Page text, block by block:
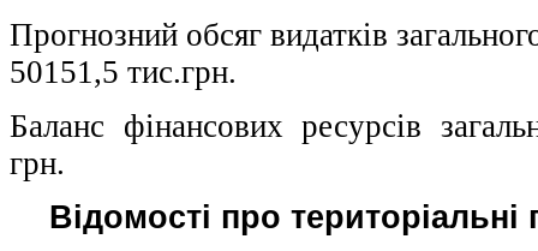
Прогнозний обсяг видатків
50151,5 тис.грн.
Баланс фінансових ресурсів
грн.
Відомості про